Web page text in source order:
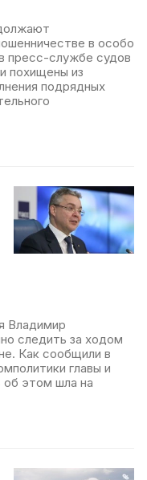
в особо
пресс-службе судов
похищены из
подрядных
Владимир
следить за ходом
Как сообщили в
главы и
об этом шла на